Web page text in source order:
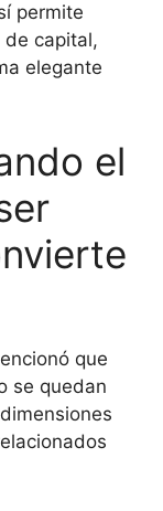
permite
de capital,
elegante
el
que
se quedan